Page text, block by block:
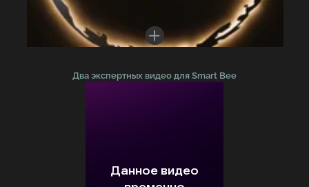
Два экспертных видео для Smart Bee